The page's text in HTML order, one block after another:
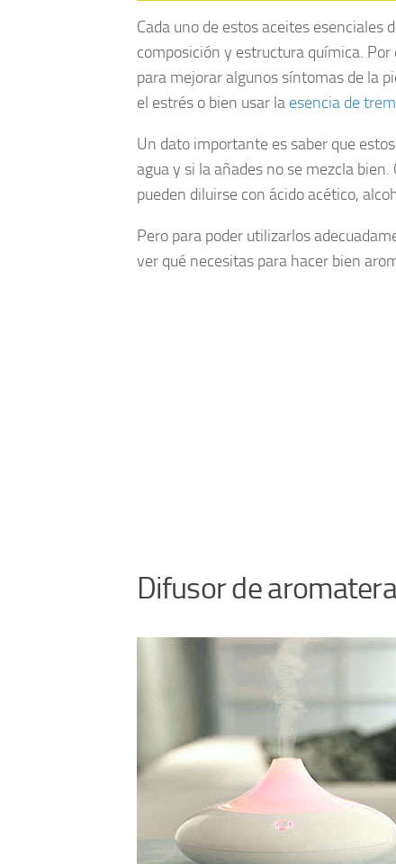
Cada uno de estos aceites esenciales
composición y estructura química. Por
para mejorar algunos síntomas de la
el estrés o bien usar la esencia de
Un dato importante es saber que
agua y si la añades no se mezcla
pueden diluirse con ácido acético,
Pero para poder utilizarlos
ver qué necesitas para hacer bien
Difusor de